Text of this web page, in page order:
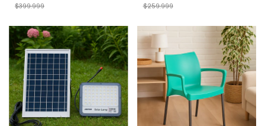
$399.999 $259.999